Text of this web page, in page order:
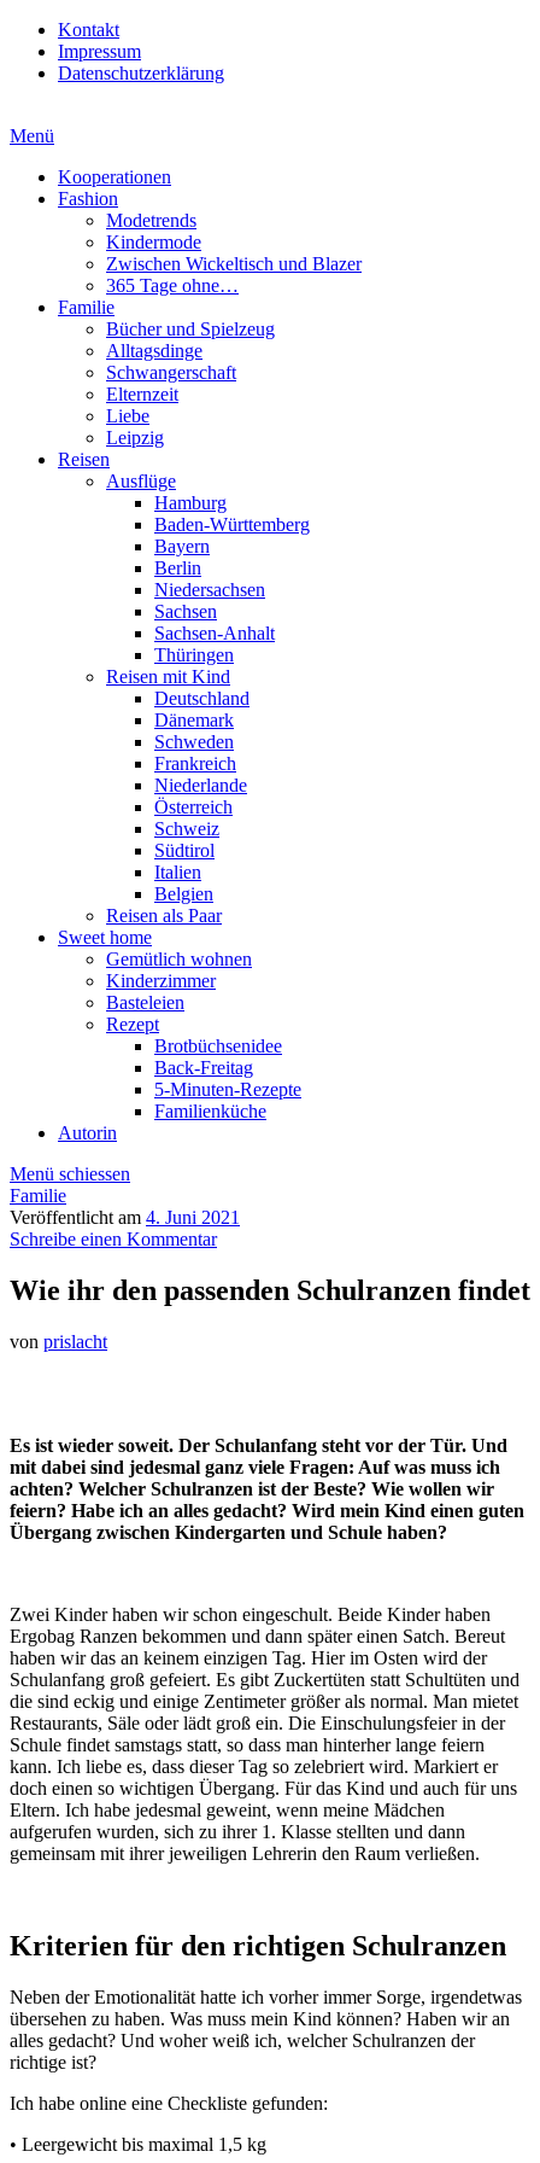
Kontakt
Impressum
Datenschutzerklärung
Menü
Kooperationen
Fashion
Modetrends
Kindermode
Zwischen Wickeltisch und Blazer
365 Tage ohne…
Familie
Bücher und Spielzeug
Alltagsdinge
Schwangerschaft
Elternzeit
Liebe
Leipzig
Reisen
Ausflüge
Hamburg
Baden-Württemberg
Bayern
Berlin
Niedersachsen
Sachsen
Sachsen-Anhalt
Thüringen
Reisen mit Kind
Deutschland
Dänemark
Schweden
Frankreich
Niederlande
Österreich
Schweiz
Südtirol
Italien
Belgien
Reisen als Paar
Sweet home
Gemütlich wohnen
Kinderzimmer
Basteleien
Rezept
Brotbüchsenidee
Back-Freitag
5-Minuten-Rezepte
Familienküche
Autorin
Menü schiessen
Familie
Veröffentlicht am 4. Juni 2021
Schreibe einen Kommentar
Wie ihr den passenden Schulranzen findet
von prislacht
Es ist wieder soweit. Der Schulanfang steht vor der Tür. Und
mit dabei sind jedesmal ganz viele Fragen: Auf was muss ich
achten? Welcher Schulranzen ist der Beste? Wie wollen wir
feiern? Habe ich an alles gedacht? Wird mein Kind einen guten
Übergang zwischen Kindergarten und Schule haben?
Zwei Kinder haben wir schon eingeschult. Beide Kinder haben
Ergobag Ranzen bekommen und dann später einen Satch. Bereut
haben wir das an keinem einzigen Tag. Hier im Osten wird der
Schulanfang groß gefeiert. Es gibt Zuckertüten statt Schultüten und
die sind eckig und einige Zentimeter größer als normal. Man mietet
Restaurants, Säle oder lädt groß ein. Die Einschulungsfeier in der
Schule findet samstags statt, so dass man hinterher lange feiern
kann. Ich liebe es, dass dieser Tag so zelebriert wird. Markiert er
doch einen so wichtigen Übergang. Für das Kind und auch für uns
Eltern. Ich habe jedesmal geweint, wenn meine Mädchen
aufgerufen wurden, sich zu ihrer 1. Klasse stellten und dann
gemeinsam mit ihrer jeweiligen Lehrerin den Raum verließen.
Kriterien für den richtigen Schulranzen
Neben der Emotionalität hatte ich vorher immer Sorge, irgendetwas
übersehen zu haben. Was muss mein Kind können? Haben wir an
alles gedacht? Und woher weiß ich, welcher Schulranzen der
richtige ist?
Ich habe online eine Checkliste gefunden:
• Leergewicht bis maximal 1,5 kg